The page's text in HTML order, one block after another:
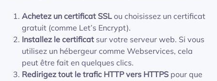
Achetez un certificat SSL ou choisissez un certificat
gratuit (comme Let’s Encrypt).
Installez le certificat sur votre serveur web. Si vous
utilisez un hébergeur comme Webservices, cela
peut être fait en quelques clics.
Redirigez tout le trafic HTTP vers HTTPS pour que